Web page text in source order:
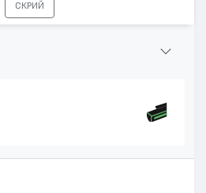
СКРИЙ